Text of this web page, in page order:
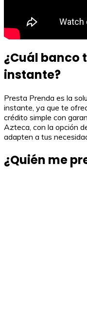
¿Cuál banco
instante?
Presta Prenda es la
instante, ya que te
crédito simple con
Azteca, con la opción
adapten a tus
¿Quién me